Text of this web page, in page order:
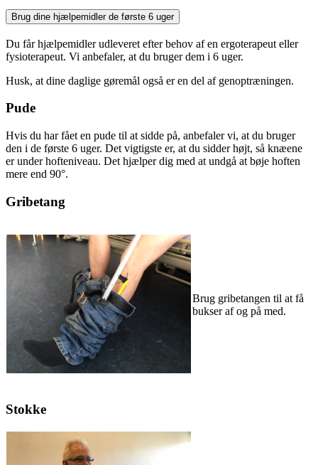
Brug dine hjælpemidler de første 6 uger
Du får hjælpemidler udleveret efter behov af en ergoterapeut eller
fysioterapeut. Vi anbefaler, at du bruger dem i 6 uger.
Husk, at dine daglige gøremål også er en del af genoptræningen.
Pude
Hvis du har fået en pude til at sidde på, anbefaler vi, at du bruger
den i de første 6 uger. Det vigtigste er, at du sidder højt, så knæene
er under hofteniveau. Det hjælper dig med at undgå at bøje hoften
mere end 90°.
Gribetang
Brug gribetangen til at få
bukser af og på med.
Stokke